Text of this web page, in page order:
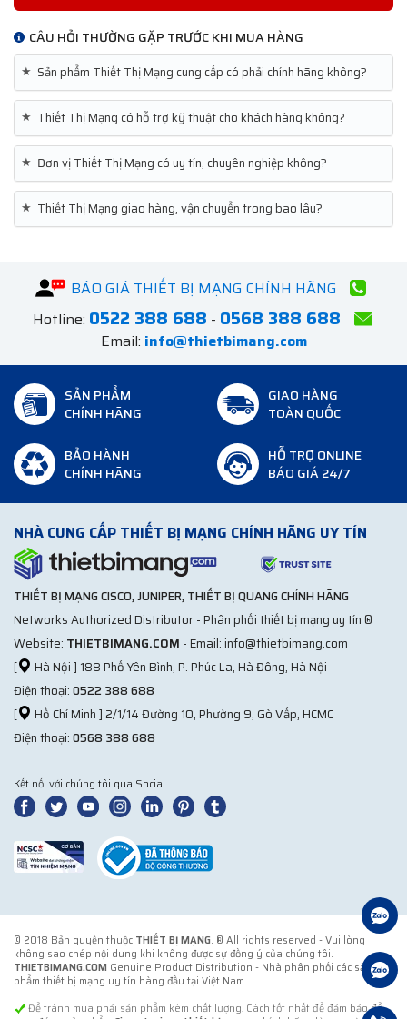
CÂU HỎI THƯỜNG GẶP TRƯỚC KHI MUA HÀNG
★ Sản phẩm Thiết Thị Mạng cung cấp có phải chính hãng không?
★ Thiết Thị Mạng có hỗ trợ kỹ thuật cho khách hàng không?
★ Đơn vị Thiết Thị Mạng có uy tín, chuyên nghiệp không?
★ Thiết Thị Mạng giao hàng, vận chuyển trong bao lâu?
BÁO GIÁ THIẾT BỊ MẠNG CHÍNH HÃNG
Hotline: 0522 388 688 - 0568 388 688
Email: info@thietbimang.com
SẢN PHẨM
CHÍNH HÃNG
GIAO HÀNG
TOÀN QUỐC
BẢO HÀNH
CHÍNH HÃNG
HỖ TRỢ ONLINE
BÁO GIÁ 24/7
NHÀ CUNG CẤP THIẾT BỊ MẠNG CHÍNH HÃNG UY TÍN
THIẾT BỊ MẠNG CISCO, JUNIPER, THIẾT BỊ QUANG CHÍNH HÃNG
Networks Authorized Distributor - Phân phối thiết bị mạng uy tín ®
Website: THIETBIMANG.COM - Email: info@thietbimang.com
[
Hà Nội ] 188 Phố Yên Bình, P. Phúc La, Hà Đông, Hà Nội
Điện thoại:0522 388 688
[
Hồ Chí Minh ] 2/1/14 Đường 10, Phường 9, Gò Vấp, HCMC
Điện thoại:0568 388 688
Kết nối với chúng tôi qua Social
© 2018 Bản quyền thuộc THIẾT BỊ MẠNG. ® All rights reserved - Vui lòng
không sao chép nội dung khi không được sự đồng ý của chúng tôi.
THIETBIMANG.COM Genuine Product Distribution - Nhà phân phối các sản
phẩm thiết bị mạng uy tín hàng đầu tại Việt Nam.
Để tránh mua phải sản phẩm kém chất lượng. Cách tốt nhất để đảm bảo để